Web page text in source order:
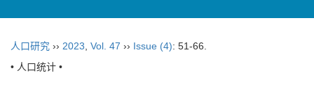
人口研究 ›› 2023 Vol. 47 ›› Issue (4): 51-66.
• 人口统计 •